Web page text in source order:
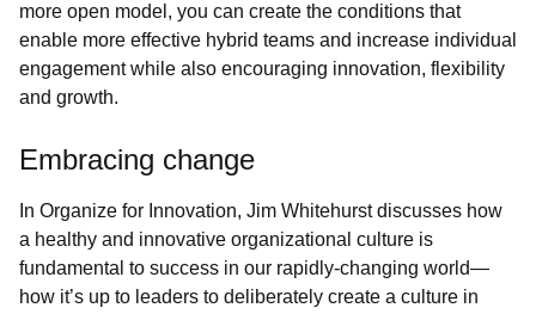
more open model, you can create the conditions that
enable more effective hybrid teams and increase individual
engagement while also encouraging innovation, flexibility
and growth.
Embracing change
In Organize for Innovation, Jim Whitehurst discusses how
a healthy and innovative organizational culture is
fundamental to success in our rapidly-changing world—
how it’s up to leaders to deliberately create a culture in